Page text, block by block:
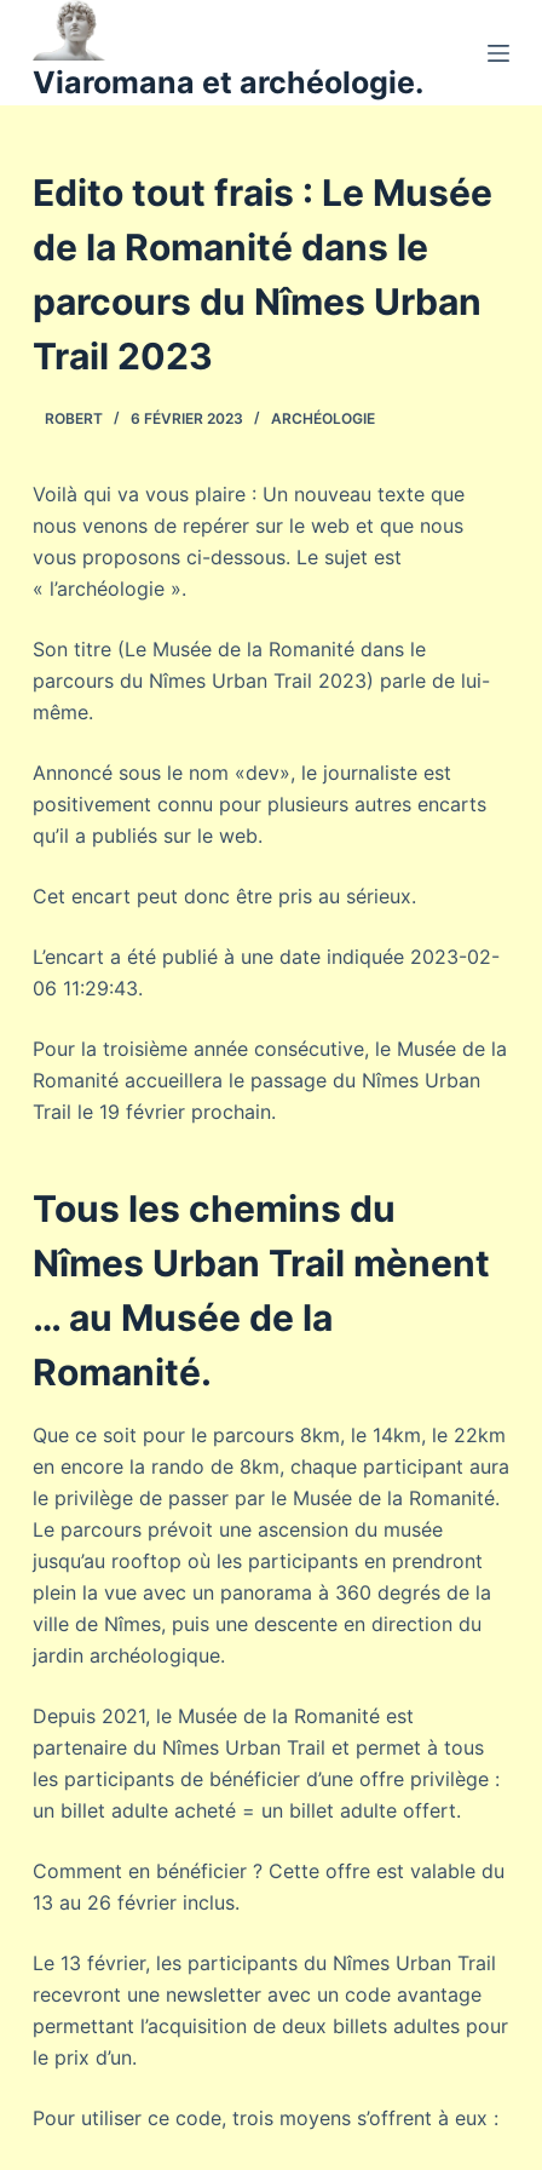
a
u
n
Viaromana et archéologie.
Edito tout frais : Le Musée
de la Romanité dans le
parcours du Nîmes Urban
Trail 2023
ROBERT 6 FÉVRIER 2023 ARCHÉOLOGIE
Voilà qui va vous plaire : Un nouveau texte que
nous venons de repérer sur le web et que nous
vous proposons ci-dessous. Le sujet est
« l’archéologie ».
Son titre (Le Musée de la Romanité dans le
parcours du Nîmes Urban Trail 2023) parle de lui-
même.
Annoncé sous le nom «dev», le journaliste est
positivement connu pour plusieurs autres encarts
qu’il a publiés sur le web.
Cet encart peut donc être pris au sérieux.
L’encart a été publié à une date indiquée 2023-02-
06 11:29:43.
Pour la troisième année consécutive, le Musée de la
Romanité accueillera le passage du Nîmes Urban
Trail le 19 février prochain.
Tous les chemins du
Nîmes Urban Trail mènent
… au Musée de la
Romanité.
Que ce soit pour le parcours 8km, le 14km, le 22km
en encore la rando de 8km, chaque participant aura
le privilège de passer par le Musée de la Romanité.
Le parcours prévoit une ascension du musée
jusqu’au rooftop où les participants en prendront
plein la vue avec un panorama à 360 degrés de la
ville de Nîmes, puis une descente en direction du
jardin archéologique.
Depuis 2021, le Musée de la Romanité est
partenaire du Nîmes Urban Trail et permet à tous
les participants de bénéficier d’une offre privilège :
un billet adulte acheté = un billet adulte offert.
Comment en bénéficier ? Cette offre est valable du
13 au 26 février inclus.
Le 13 février, les participants du Nîmes Urban Trail
recevront une newsletter avec un code avantage
permettant l’acquisition de deux billets adultes pour
le prix d’un.
Pour utiliser ce code, trois moyens s’offrent à eux :